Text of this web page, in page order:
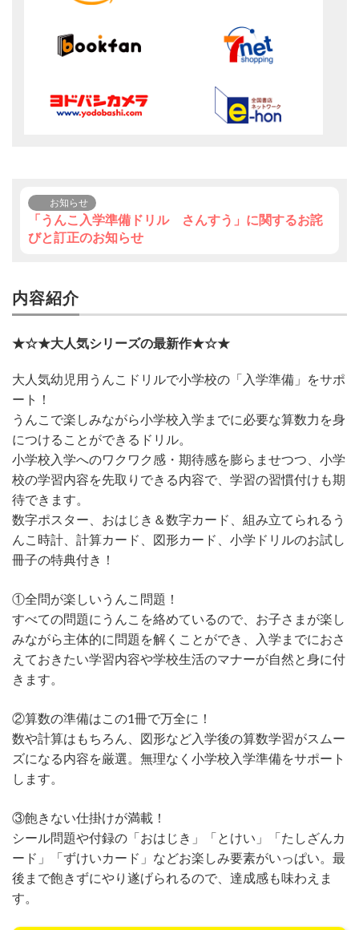
お知らせ
「うんこ入学準備ドリル さんすう」に関するお詫
びと訂正のお知らせ
内容紹介
★☆★大人気シリーズの最新作★☆★
大人気幼児用うんこドリルで小学校の「入学準備」をサポ
ート！
うんこで楽しみながら小学校入学までに必要な算数力を身
につけることができるドリル。
小学校入学へのワクワク感・期待感を膨らませつつ、小学
校の学習内容を先取りできる内容で、学習の習慣付けも期
待できます。
数字ポスター、おはじき＆数字カード、組み立てられるう
んこ時計、計算カード、図形カード、小学ドリルのお試し
冊子の特典付き！
①全問が楽しいうんこ問題！
すべての問題にうんこを絡めているので、お子さまが楽し
みながら主体的に問題を解くことができ、入学までにおさ
えておきたい学習内容や学校生活のマナーが自然と身に付
きます。
②算数の準備はこの1冊で万全に！
数や計算はもちろん、図形など入学後の算数学習がスムー
ズになる内容を厳選。無理なく小学校入学準備をサポート
します。
③飽きない仕掛けが満載！
シール問題や付録の「おはじき」「とけい」「たしざんカ
ード」「ずけいカード」などお楽しみ要素がいっぱい。最
後まで飽きずにやり遂げられるので、達成感も味わえま
す。